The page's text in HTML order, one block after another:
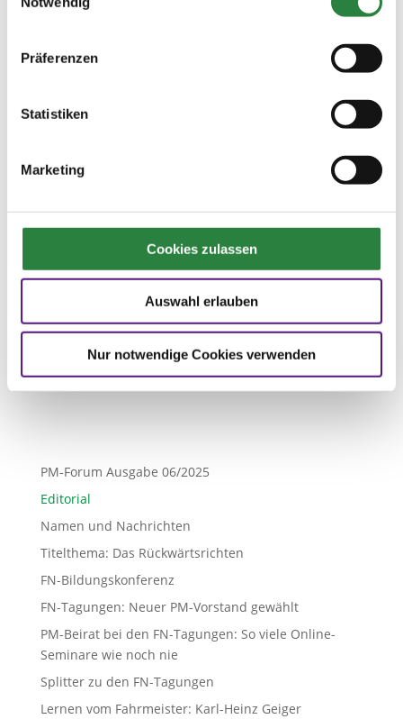
Präferenzen
Statistiken
Marketing
Cookies zulassen
Auswahl erlauben
Nur notwendige Cookies verwenden
 Nächster Artikel
Namen und Nachrichten
Ausgabe 06/2025
PM-Forum Ausgabe 06/2025
Editorial
Namen und Nachrichten
Titelthema: Das Rückwärtsrichten
FN-Bildungskonferenz
FN-Tagungen: Neuer PM-Vorstand gewählt
PM-Beirat bei den FN-Tagungen: So viele Online-
Seminare wie noch nie
Splitter zu den FN-Tagungen
Lernen vom Fahrmeister: Karl-Heinz Geiger